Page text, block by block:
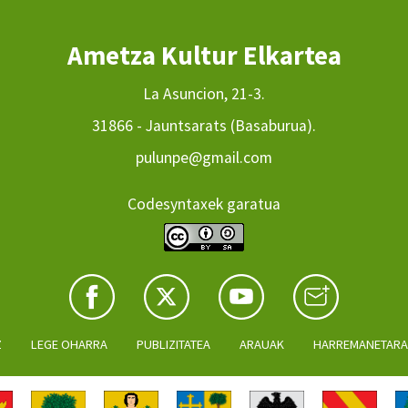
Ametza Kultur Elkartea
La Asuncion, 21-3.
31866 - Jauntsarats (Basaburua).
pulunpe@gmail.com
Codesyntaxek garatua
LEGE OHARRA PUBLIZITATEA ARAUAK